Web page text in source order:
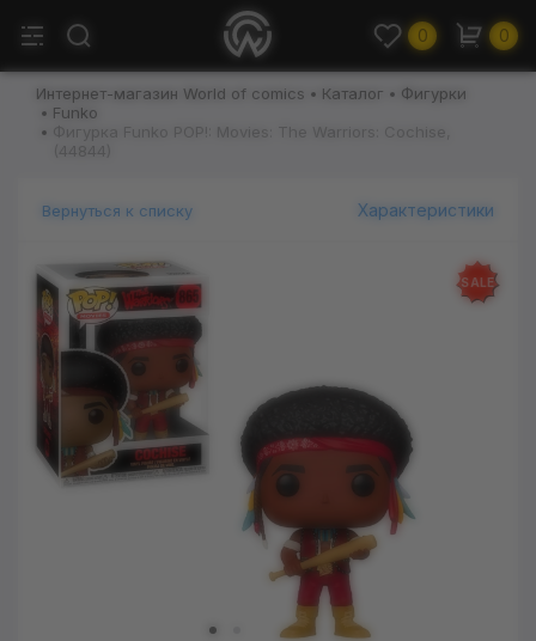
0 0
Интернет-магазин World of comics Каталог
Фигурки
Funko
Фигурка Funko POP!: Movies: The Warriors: Cochise,
(44844)
Вернуться к списку Характеристики
SALE